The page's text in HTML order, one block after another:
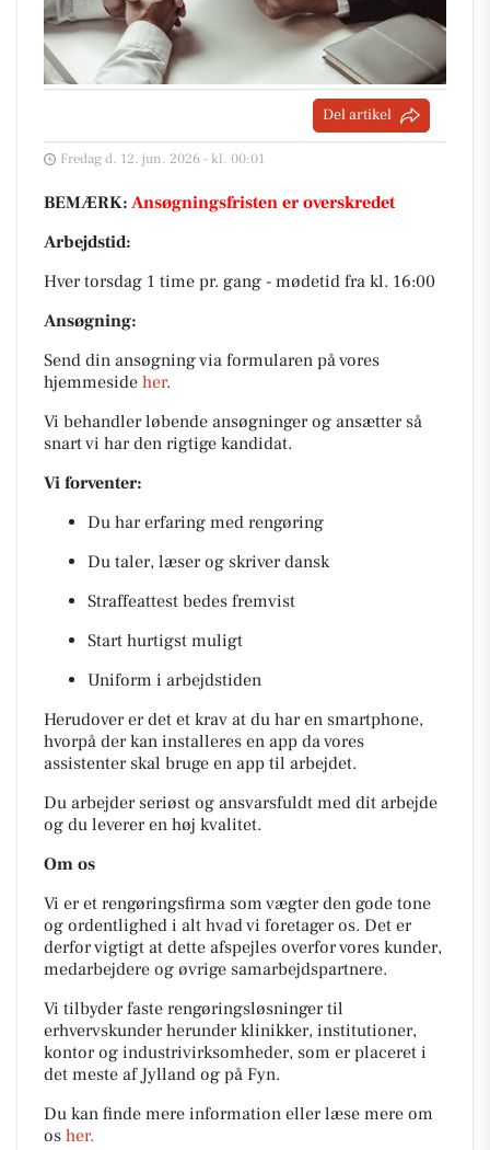
Del artikel
Fredag d. 12. jun. 2026 - kl. 00:01
BEMÆRK: Ansøgningsfristen er overskredet
Arbejdstid:
Hver torsdag 1 time pr. gang - mødetid fra kl. 16:00
Ansøgning:
Send din ansøgning via formularen på vores
hjemmeside her.
Vi behandler løbende ansøgninger og ansætter så
snart vi har den rigtige kandidat.
Vi forventer:
Du har erfaring med rengøring
Du taler, læser og skriver dansk
Straffeattest bedes fremvist
Start hurtigst muligt
Uniform i arbejdstiden
Herudover er det et krav at du har en smartphone,
hvorpå der kan installeres en app da vores
assistenter skal bruge en app til arbejdet.
Du arbejder seriøst og ansvarsfuldt med dit arbejde
og du leverer en høj kvalitet.
Om os
Vi er et rengøringsfirma som vægter den gode tone
og ordentlighed i alt hvad vi foretager os. Det er
derfor vigtigt at dette afspejles overfor vores kunder,
medarbejdere og øvrige samarbejdspartnere.
Vi tilbyder faste rengøringsløsninger til
erhvervskunder herunder klinikker, institutioner,
kontor og industrivirksomheder, som er placeret i
det meste af Jylland og på Fyn.
Du kan finde mere information eller læse mere om
os her.